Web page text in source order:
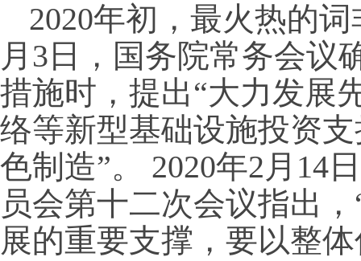
2020年初，最火热的
月3日，国务院常务会议
措施时，提出“大力发展
络等新型基础设施投资
色制造”。 2020年2月14
员会第十二次会议指出
展的重要支撑，要以整